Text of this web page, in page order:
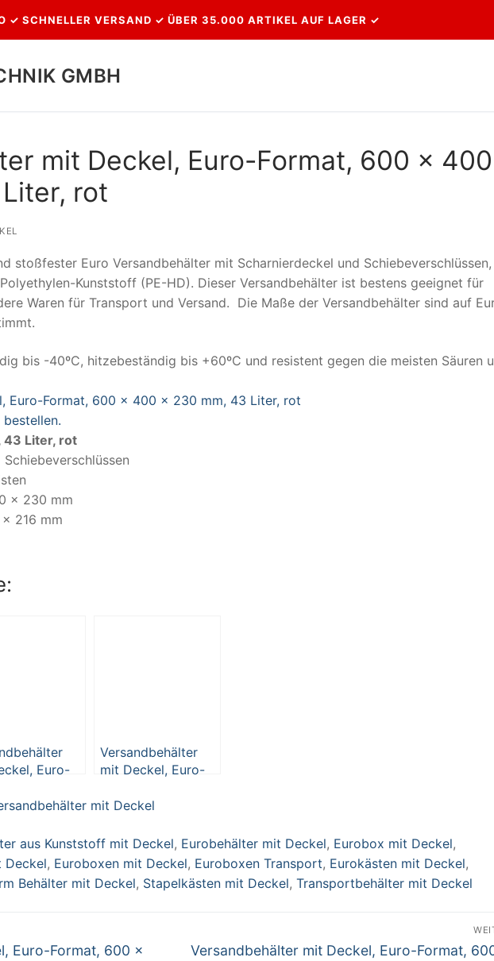
✓ SCHNELLER VERSAND ✓ ÜBER 35.000 ARTIKEL AUF LAGER ✓
GMBH
Suchen
nach:
mit Deckel, Euro-Format, 600 x 400
rot
stoßfester Euro Versandbehälter mit Scharnierdeckel und Schiebeverschlüssen,
Kunststoff (PE-HD). Dieser Versandbehälter ist bestens geeignet für
Waren für Transport und Versand. Die Maße der Versandbehälter sind auf
bis -40ºC, hitzebeständig bis +60ºC und resistent gegen die meisten Säuren
43 Liter, rot
x 230 mm
216 mm
Euro-
43 Liter,
Versandbehälter
mit Deckel, Euro-
x 230 mm, 21 Liter,
mit Deckel
aus Kunststoff mit Deckel, Eurobehälter mit Deckel, Eurobox mit Deckel,
Deckel, Euroboxen mit Deckel, Euroboxen Transport, Eurokästen mit Deckel,
Behälter mit Deckel, Stapelkästen mit Deckel, Transportbehälter mit Deckel
Euro-Format, 600 x
Nächster
Versandbehälter mit Deckel, Euro-Format,